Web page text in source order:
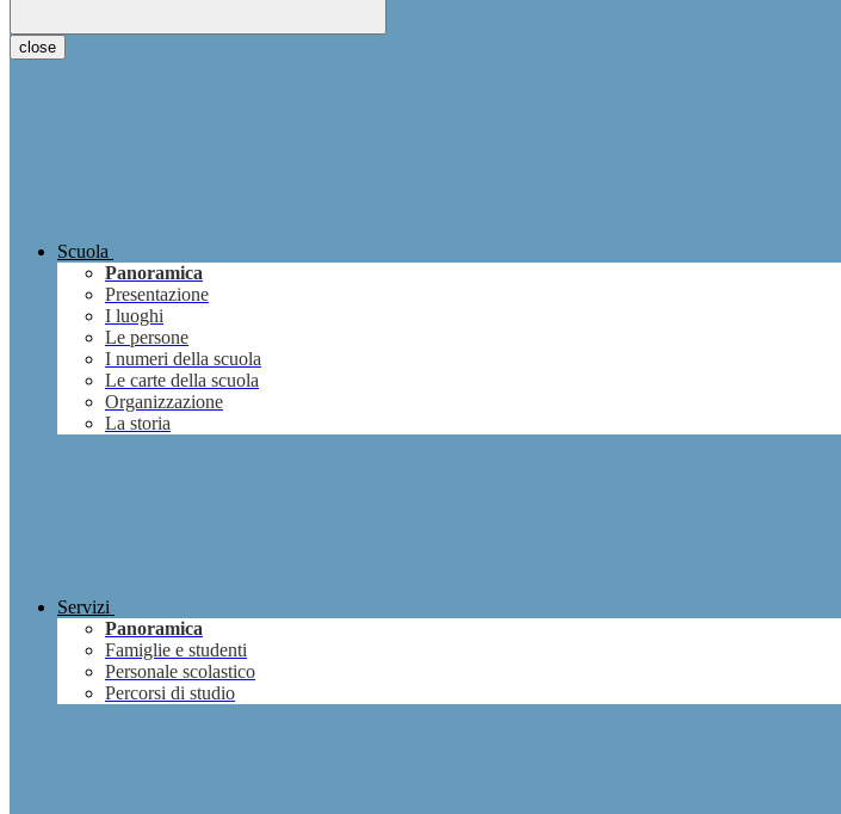
close
Scuola
Panoramica
Presentazione
I luoghi
Le persone
I numeri della scuola
Le carte della scuola
Organizzazione
La storia
Servizi
Panoramica
Famiglie e studenti
Personale scolastico
Percorsi di studio